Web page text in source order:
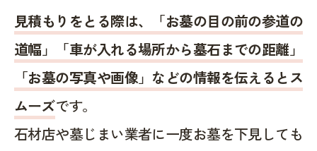
見積もりをとる際は、「お墓の目の前の参道の
道幅」「車が入れる場所から墓石までの距離」
「お墓の写真や画像」などの情報を伝えるとス
ムーズです。
石材店や墓じまい業者に一度お墓を下見しても